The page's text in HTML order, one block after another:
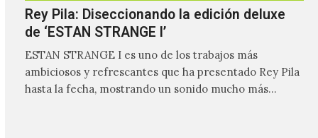
Rey Pila: Diseccionando la edición deluxe
de ‘ESTAN STRANGE I’
ESTAN STRANGE I es uno de los trabajos más
ambiciosos y refrescantes que ha presentado Rey Pila
hasta la fecha, mostrando un sonido mucho más…